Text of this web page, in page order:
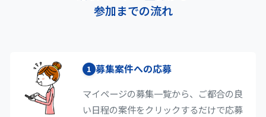
参加までの流れ
1 募集案件への応募
マイページの募集一覧から、ご都合の良
い日程の案件をクリックするだけで応募